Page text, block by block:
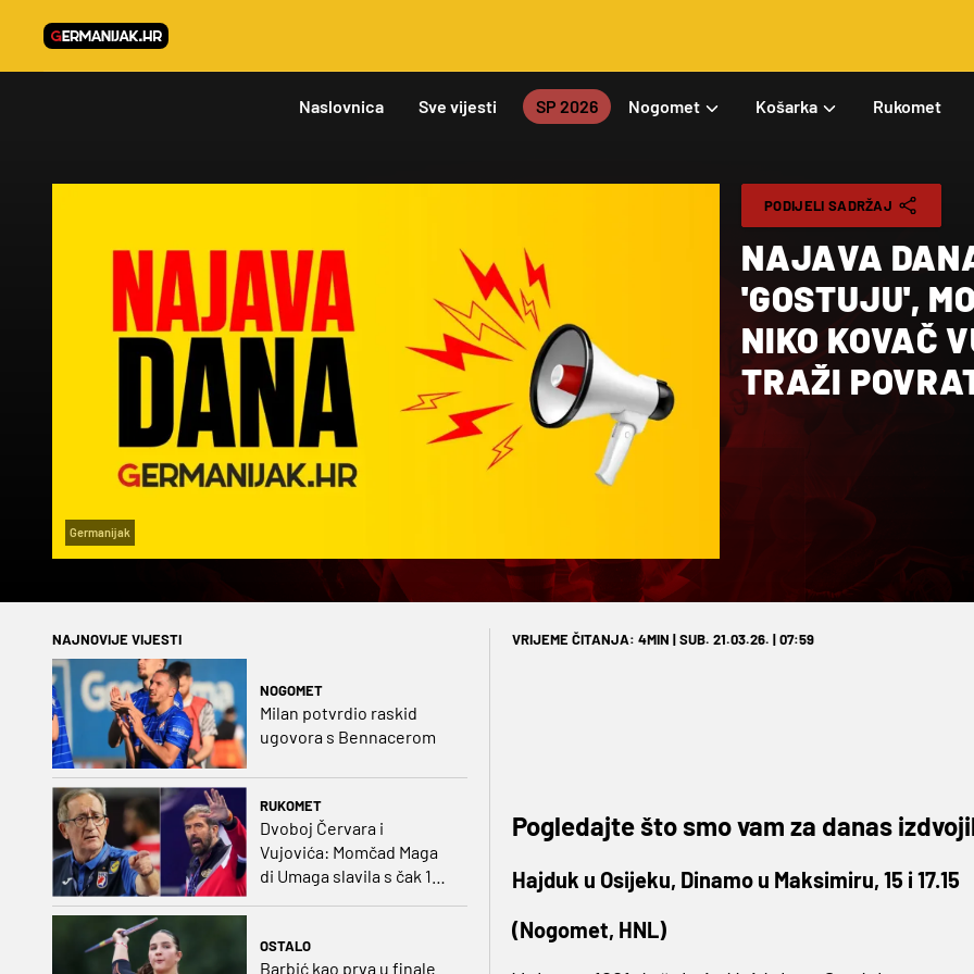
Naslovnica Sve vijesti SP 2026 Nogomet Košarka Rukomet
Germanijak
PODIJELI SADRŽAJ
NAJAVA
'GOSTUJU',
NIKO KOVAČ
TRAŽI
NAJNOVIJE VIJESTI
NOGOMET
Milan potvrdio raskid
ugovora s Bennacerom
RUKOMET
Dvoboj Červara i
Vujovića: Momčad Maga
di Umaga slavila s čak 12
OSTALO
Barbić kao prva u finale
VRIJEME ČITANJA: 4MIN | SUB. 21.03.26. | 07:59
Pogledajte što smo vam za danas
Hajduk u Osijeku, Dinamo u Maksimiru, 15 i 17.15
(Nogomet, HNL)